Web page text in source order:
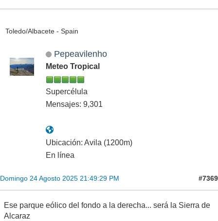
Toledo/Albacete - Spain
Pepeavilenho
Meteo Tropical
Supercélula
Mensajes: 9,301
Ubicación: Avila (1200m)
En línea
Domingo 24 Agosto 2025 21:49:29 PM #7369
Ese parque eólico del fondo a la derecha... será la Sierra de
Alcaraz